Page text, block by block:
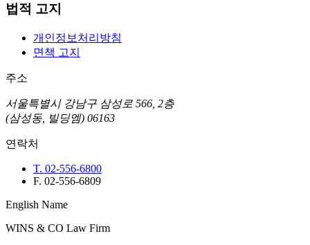
법적 고지
개인정보처리방침
면책 고지
주소
서울특별시 강남구 삼성로 566, 2층
(삼성동, 빌딩엠) 06163
연락처
T. 02-556-6800
F. 02-556-6809
English Name
WINS & CO Law Firm